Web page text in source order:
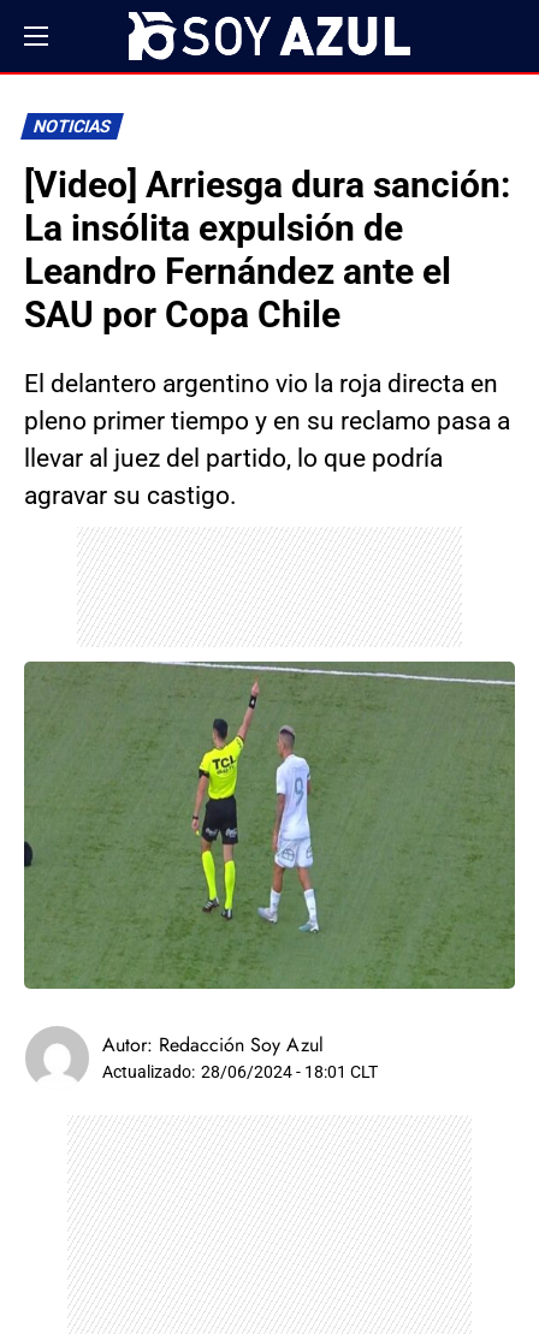
NOTICIAS
[Video] Arriesga dura sanción:
La insólita expulsión de
Leandro Fernández ante el
SAU por Copa Chile
El delantero argentino vio la roja directa en
pleno primer tiempo y en su reclamo pasa a
llevar al juez del partido, lo que podría
agravar su castigo.
Autor: Redacción Soy Azul
Actualizado: 28/06/2024 - 18:01 CLT